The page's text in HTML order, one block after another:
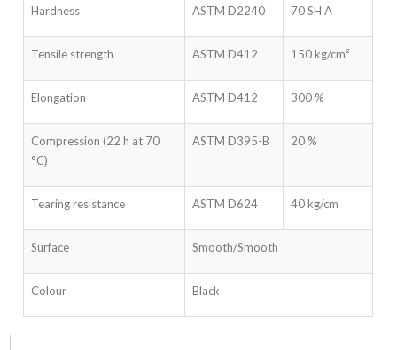
Hardness ASTM D2240 70 SH A
Tensile strength ASTM D412 150 kg/cm²
Elongation ASTM D412 300 %
Compression (22 h at 70
°C)
ASTM D395-B 20 %
Tearing resistance ASTM D624 40 kg/cm
Surface Smooth/Smooth
Colour Black